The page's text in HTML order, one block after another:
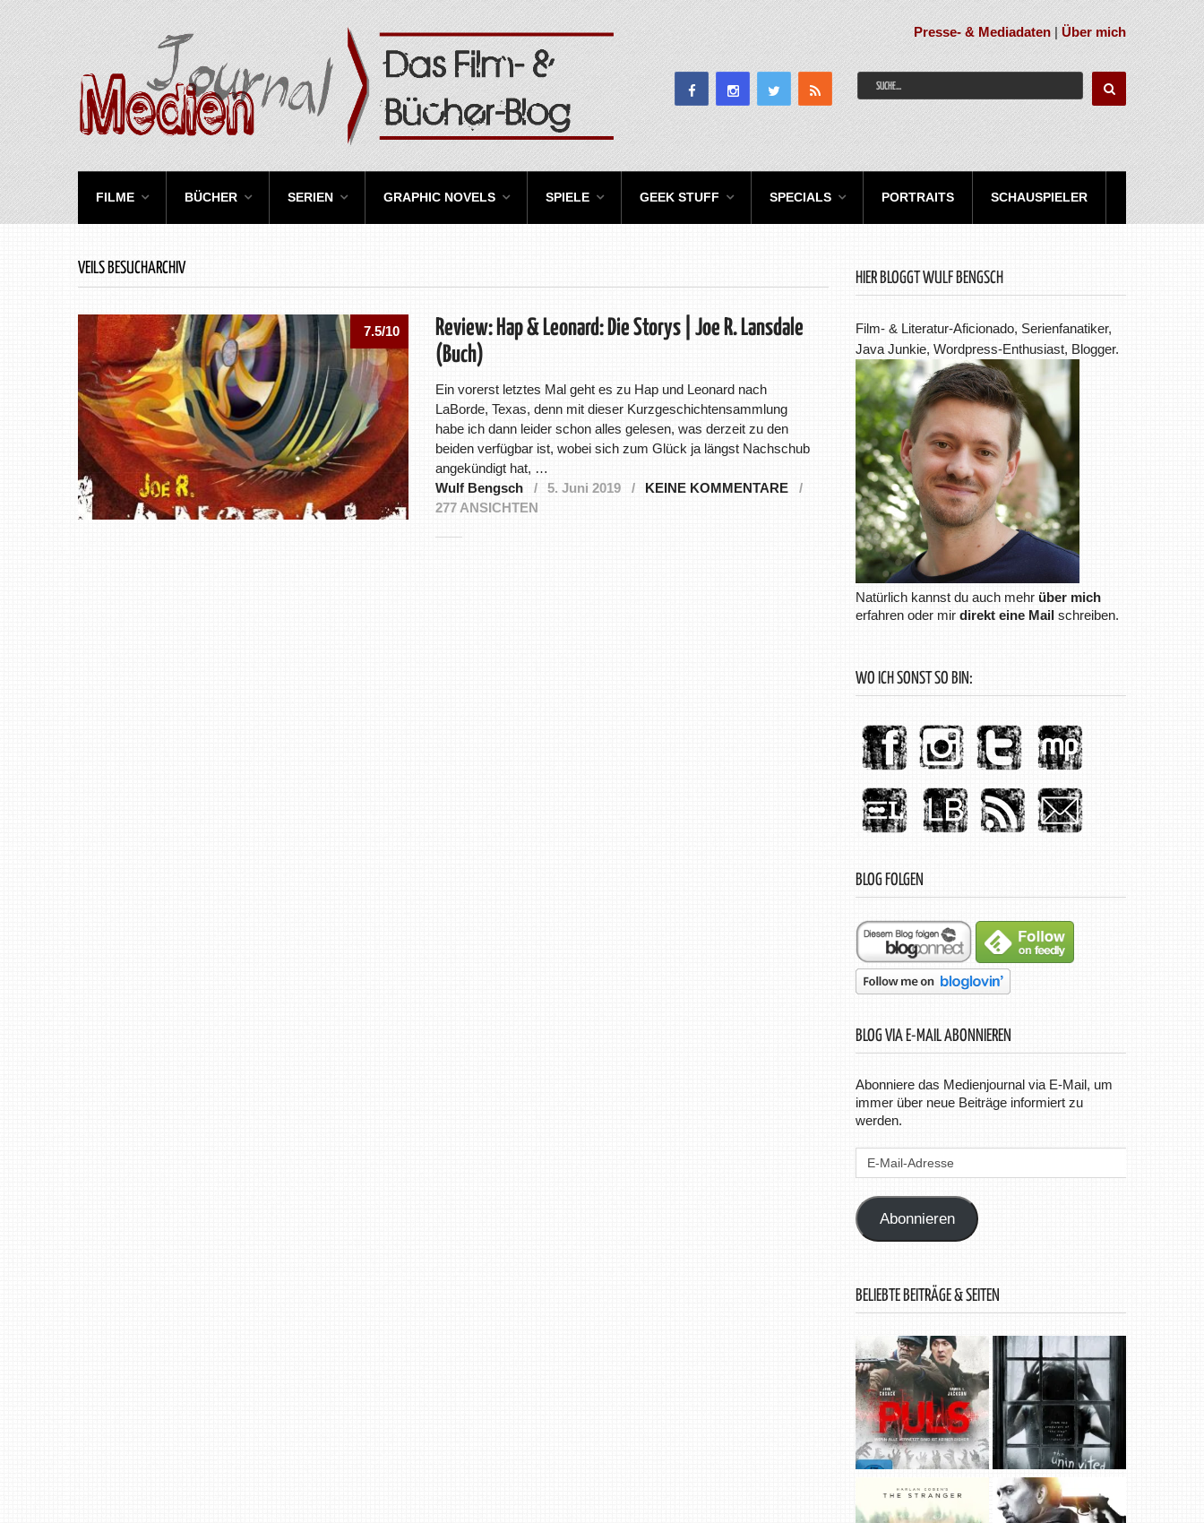
Presse- & Mediadaten |Über mich
FILME BÜCHER SERIEN GRAPHIC NOVELS SPIELE GEEK STUFF SPECIALS PORTRAITS SCHAUSPIELER
VEILS BESUCHARCHIV
7.5/10
Review: Hap & Leonard: Die Storys | Joe R. Lansdale
(Buch)
Ein vorerst letztes Mal geht es zu Hap und Leonard nach
LaBorde, Texas, denn mit dieser Kurzgeschichtensammlung
habe ich dann leider schon alles gelesen, was derzeit zu den
beiden verfügbar ist, wobei sich zum Glück ja längst Nachschub
angekündigt hat, …
Wulf Bengsch
5. Juni 2019
KEINE KOMMENTARE
277 ANSICHTEN
HIER BLOGGT WULF BENGSCH
Film- & Literatur-Aficionado, Serienfanatiker,
Java Junkie, Wordpress-Enthusiast, Blogger.
Natürlich kannst du auch mehr über mich
erfahren oder mirdirekt eine Mail schreiben.
WO ICH SONST SO BIN:
BLOG FOLGEN
BLOG VIA E-MAIL ABONNIEREN
Abonniere das Medienjournal via E-Mail, um
immer über neue Beiträge informiert zu
werden.
E-
Abonnieren
BELIEBTE BEITRÄGE & SEITEN